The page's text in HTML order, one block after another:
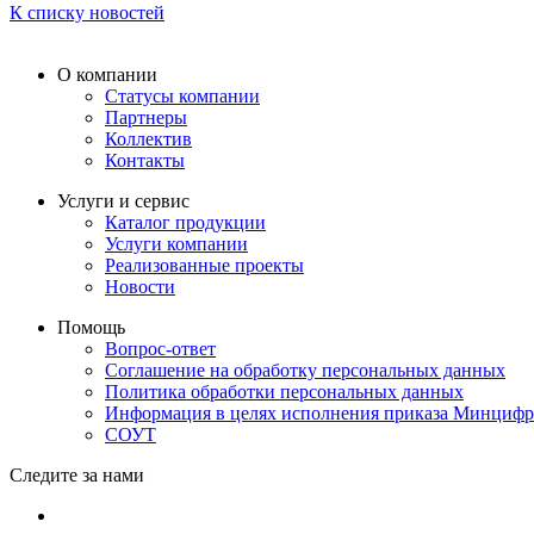
К списку новостей
О компании
Статусы компании
Партнеры
Коллектив
Контакты
Услуги и сервис
Каталог продукции
Услуги компании
Реализованные проекты
Новости
Помощь
Вопрос-ответ
Соглашение на обработку персональных данных
Политика обработки персональных данных
Информация в целях исполнения приказа
СОУТ
Следите за нами